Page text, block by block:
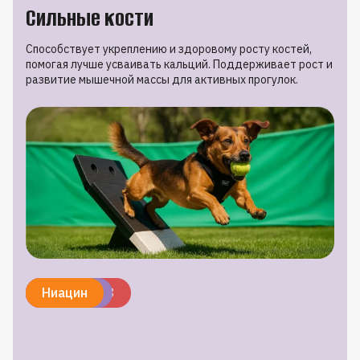
Сильные кости
Способствует укреплению и здоровому росту костей,
помогая лучше усваивать кальций. Поддерживает рост и
развитие мышечной массы для активных прогулок.
Кальций
Фосфор
Витамин D3
Протеин
Ниацин